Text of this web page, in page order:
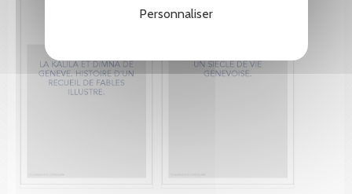
Personnaliser